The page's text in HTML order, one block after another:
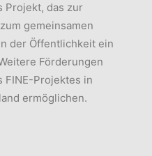
Projekt, das zur
gemeinsamen
der Öffentlichkeit ein
Förderungen
FINE-Projektes in
ermöglichen.